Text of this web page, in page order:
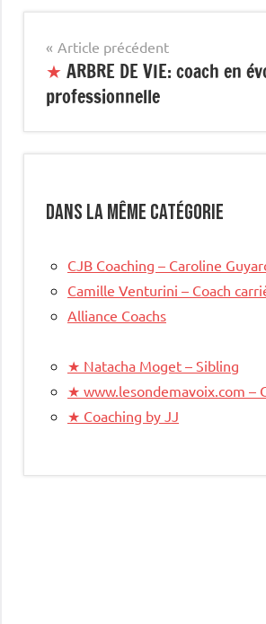
Navigation
de
l’article
Article précédent
★ ARBRE DE VIE: coach en
professionnelle
Dans la même catégorie
CJB Coaching – Caroline
Camille Venturini – Coach
Alliance Coachs
★ Natacha Moget – Sibling
★ www.lesondemavoix.com –
★ Coaching by JJ